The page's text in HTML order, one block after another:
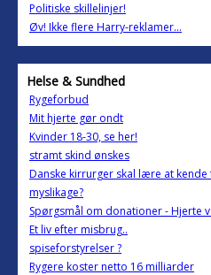
Politiske skillelinjer!
Øv! Ikke flere Harry-reklamer...
Helse & Sundhed
Rygeforbud
Mit hjerte gør ondt
Kvinder 18-30, se her!
stramt skind ønskes
Danske kirrurger skal lære at
myslikage?
Spørgsmål om donationer - Hjerte
Et liv efter misbrug..
spiseforstyrelser ?
Rygere koster netto 16 milliarder